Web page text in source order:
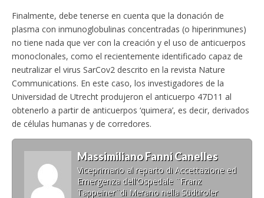
Finalmente, debe tenerse en cuenta que la donación de
plasma con inmunoglobulinas concentradas (o hiperinmunes)
no tiene nada que ver con la creación y el uso de anticuerpos
monoclonales, como el recientemente identificado capaz de
neutralizar el virus SarCov2 descrito en la revista Nature
Communications. En este caso, los investigadores de la
Universidad de Utrecht produjeron el anticuerpo 47D11 al
obtenerlo a partir de anticuerpos ‘quimera’, es decir, derivados
de células humanas y de corredores.
Massimiliano Fanni Canelles
Viceprimario al reparto di Accettazione ed
Emergenza dell'Ospedale ¨Franz
Tappeiner¨di Merano nella Südtiroler